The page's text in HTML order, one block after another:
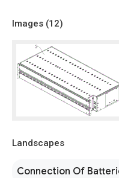
Images (12)
Landscapes
Connection Of